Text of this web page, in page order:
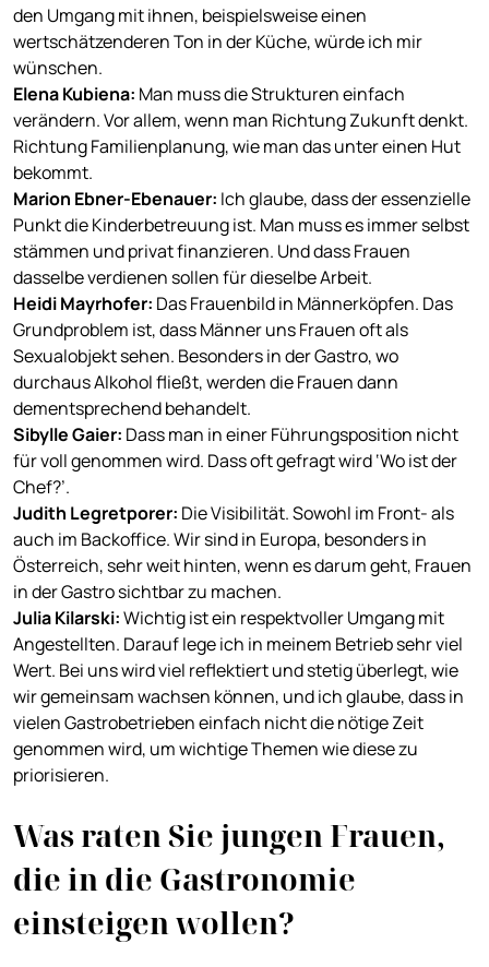
den Umgang mit ihnen, beispielsweise einen
wertschätzenderen Ton in der Küche, würde ich mir
wünschen.
Elena Kubiena: Man muss die Strukturen einfach
verändern. Vor allem, wenn man Richtung Zukunft denkt.
Richtung Familienplanung, wie man das unter einen Hut
bekommt.
Marion Ebner-Ebenauer: Ich glaube, dass der essenzielle
Punkt die Kinderbetreuung ist. Man muss es immer selbst
stämmen und privat finanzieren. Und dass Frauen
dasselbe verdienen sollen für dieselbe Arbeit.
Heidi Mayrhofer: Das Frauenbild in Männerköpfen. Das
Grundproblem ist, dass Männer uns Frauen oft als
Sexualobjekt sehen. Besonders in der Gastro, wo
durchaus Alkohol fließt, werden die Frauen dann
dementsprechend behandelt.
Sibylle Gaier: Dass man in einer Führungsposition nicht
für voll genommen wird. Dass oft gefragt wird ‘Wo ist der
Chef?’.
Judith Legretporer: Die Visibilität. Sowohl im Front- als
auch im Backoffice. Wir sind in Europa, besonders in
Österreich, sehr weit hinten, wenn es darum geht, Frauen
in der Gastro sichtbar zu machen.
JuliaKilarski:Wichtig ist ein respektvoller Umgang mit
Angestellten. Darauf lege ich in meinem Betrieb sehr viel
Wert. Bei uns wird viel reflektiert und stetig überlegt, wie
wir gemeinsam wachsen können, und ich glaube, dass in
vielen Gastrobetrieben einfach nicht die nötige Zeit
genommen wird, um wichtige Themen wie diese zu
priorisieren.
Was raten Sie jungen Frauen,
die in die Gastronomie
einsteigen wollen?